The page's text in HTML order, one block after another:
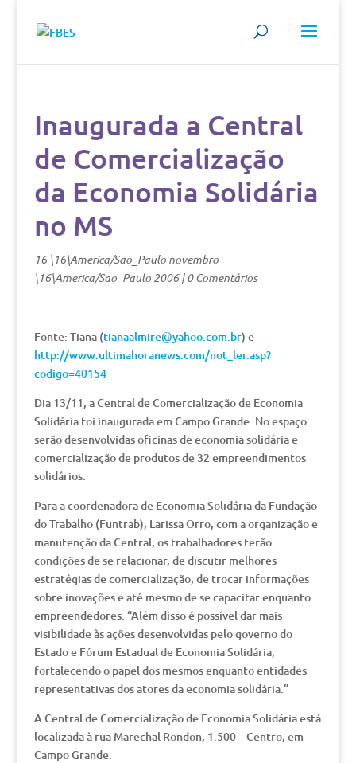
Inaugurada a Central
de Comercialização
da Economia Solidária
no MS
16 \16\America/Sao_Paulo novembro
\16\America/Sao_Paulo 2006|0 Comentários
Fonte: Tiana (tianaalmire@yahoo.com.br) e
http://www.ultimahoranews.com/not_ler.asp?
codigo=40154
Dia 13/11, a Central de Comercialização de Economia
Solidária foi inaugurada em Campo Grande. No espaço
serão desenvolvidas oficinas de economia solidária e
comercialização de produtos de 32 empreendimentos
solidários.
Para a coordenadora de Economia Solidária da Fundação
do Trabalho (Funtrab), Larissa Orro, com a organização e
manutenção da Central, os trabalhadores terão
condições de se relacionar, de discutir melhores
estratégias de comercialização, de trocar informações
sobre inovações e até mesmo de se capacitar enquanto
empreendedores. “Além disso é possível dar mais
visibilidade às ações desenvolvidas pelo governo do
Estado e Fórum Estadual de Economia Solidária,
fortalecendo o papel dos mesmos enquanto entidades
representativas dos atores da economia solidária.”
A Central de Comercialização de Economia Solidária está
localizada à rua Marechal Rondon, 1.500 – Centro, em
Campo Grande.